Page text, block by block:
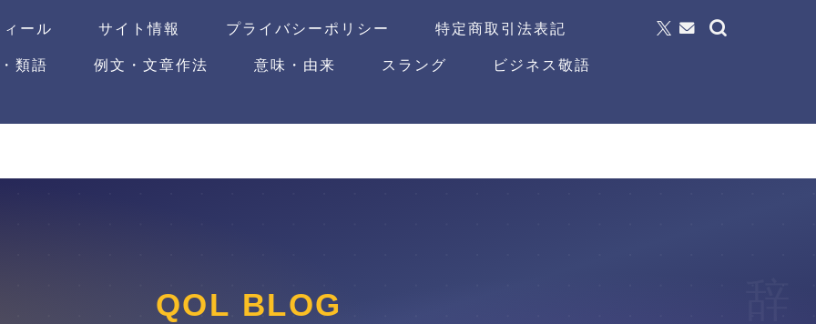
ール サイト情報 プライバシーポリシー
特定商取引法表記
類語
例文・文章作法 意味・由来 スラング ビジネス敬語
QOL BLOG